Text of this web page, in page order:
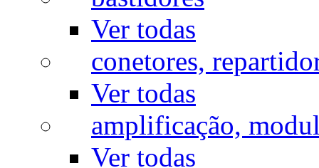
Ver todas
conetores,
Ver todas
amplificação,
Ver todas